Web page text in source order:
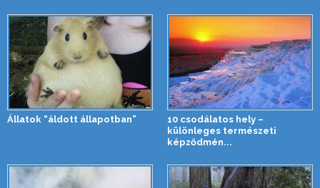
Állatok “áldott állapotban”
10 csodálatos hely –
különleges természeti
képződmén...